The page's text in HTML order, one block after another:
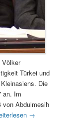
Völker
Türkei und
Die
an. Im
von Abdulmesih
→